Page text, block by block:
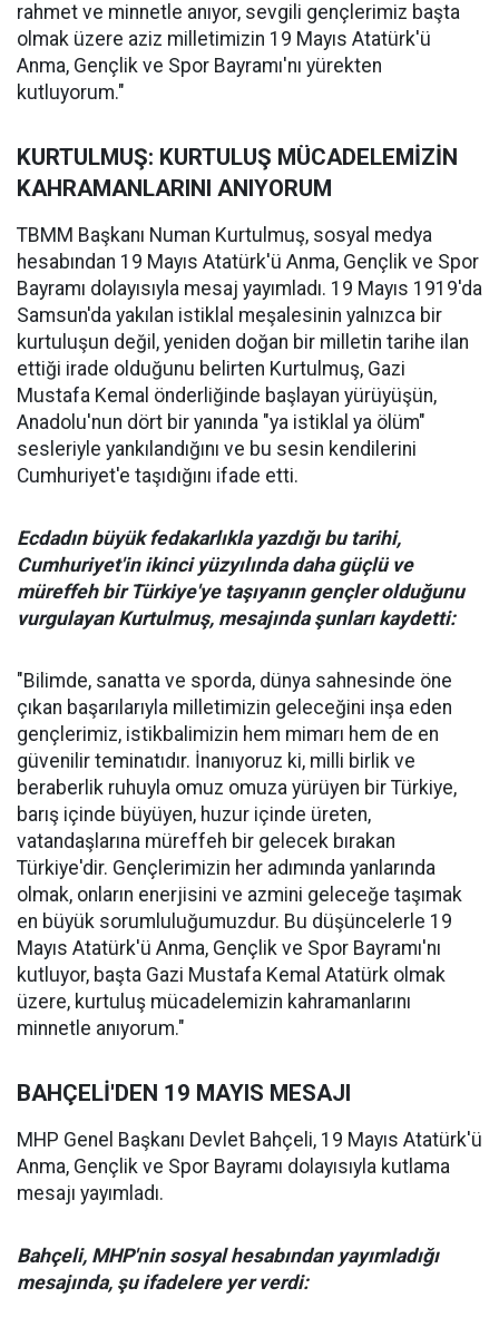
rahmet ve minnetle anıyor, sevgili gençlerimiz başta
olmak üzere aziz milletimizin 19 Mayıs Atatürk'ü
Anma, Gençlik ve Spor Bayramı'nı yürekten
kutluyorum."
KURTULMUŞ: KURTULUŞ MÜCADELEMİZİN
KAHRAMANLARINI ANIYORUM
TBMM Başkanı Numan Kurtulmuş, sosyal medya
hesabından 19 Mayıs Atatürk'ü Anma, Gençlik ve Spor
Bayramı dolayısıyla mesaj yayımladı. 19 Mayıs 1919'da
Samsun'da yakılan istiklal meşalesinin yalnızca bir
kurtuluşun değil, yeniden doğan bir milletin tarihe ilan
ettiği irade olduğunu belirten Kurtulmuş, Gazi
Mustafa Kemal önderliğinde başlayan yürüyüşün,
Anadolu'nun dört bir yanında "ya istiklal ya ölüm"
sesleriyle yankılandığını ve bu sesin kendilerini
Cumhuriyet'e taşıdığını ifade etti.
Ecdadın büyük fedakarlıkla yazdığı bu tarihi,
Cumhuriyet'in ikinci yüzyılında daha güçlü ve
müreffeh bir Türkiye'ye taşıyanın gençler olduğunu
vurgulayan Kurtulmuş, mesajında şunları kaydetti:
"Bilimde, sanatta ve sporda, dünya sahnesinde öne
çıkan başarılarıyla milletimizin geleceğini inşa eden
gençlerimiz, istikbalimizin hem mimarı hem de en
güvenilir teminatıdır. İnanıyoruz ki, milli birlik ve
beraberlik ruhuyla omuz omuza yürüyen bir Türkiye,
barış içinde büyüyen, huzur içinde üreten,
vatandaşlarına müreffeh bir gelecek bırakan
Türkiye'dir. Gençlerimizin her adımında yanlarında
olmak, onların enerjisini ve azmini geleceğe taşımak
en büyük sorumluluğumuzdur. Bu düşüncelerle 19
Mayıs Atatürk'ü Anma, Gençlik ve Spor Bayramı'nı
kutluyor, başta Gazi Mustafa Kemal Atatürk olmak
üzere, kurtuluş mücadelemizin kahramanlarını
minnetle anıyorum."
BAHÇELİ'DEN 19 MAYIS MESAJI
MHP Genel Başkanı Devlet Bahçeli, 19 Mayıs Atatürk'ü
Anma, Gençlik ve Spor Bayramı dolayısıyla kutlama
mesajı yayımladı.
Bahçeli, MHP'nin sosyal hesabından yayımladığı
mesajında, şu ifadelere yer verdi: